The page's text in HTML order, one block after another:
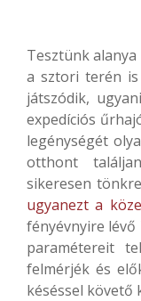
Tesztünk
a sztori terén
játszódik,
expedíciós
legénységét
otthont
sikeresen
ugyanezt a
fényévnyire lévő
paramétereit
felmérjék és
késéssel követő